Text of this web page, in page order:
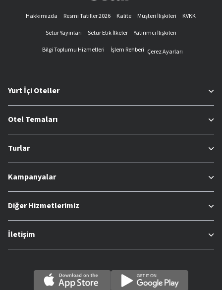
Hakkımızda Resmi Tatiller 2026 Kalite Müşteri İlişkileri
KVKK
Setur Yayınları
Setur Etik İlkeler
Yatırımcı İlişkileri
Bilgi Toplumu Hizmetleri
İşlem Rehberi Çerez Ayarları
Yurt İçi Oteller
Otel Temaları
Turlar
Kampanyalar
Diğer Hizmetlerimiz
İletişim